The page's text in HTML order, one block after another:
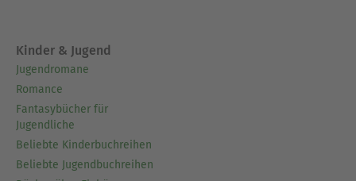
Kinder & Jugend
Jugendromane
Romance
Fantasybücher für
Jugendliche
Beliebte Kinderbuchreihen
Beliebte Jugendbuchreihen